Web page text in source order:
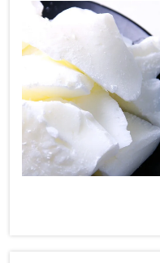
О НАС
НОВОСТИ
ВИДЕО
СВЯЖИТЕСЬ С НАМИ